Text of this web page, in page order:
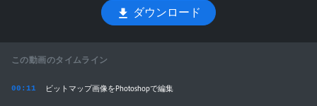
ダウンロード
この動画のタイムライン
00:11 ビットマップ画像をPhotoshopで編集